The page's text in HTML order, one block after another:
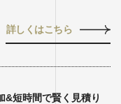
詳しくはこちら
&短時間で賢く見積り